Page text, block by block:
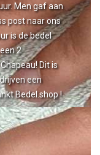
Men gaf aan
post naar ons
is de bedel
2
Dit is
een
Bedel.shop !